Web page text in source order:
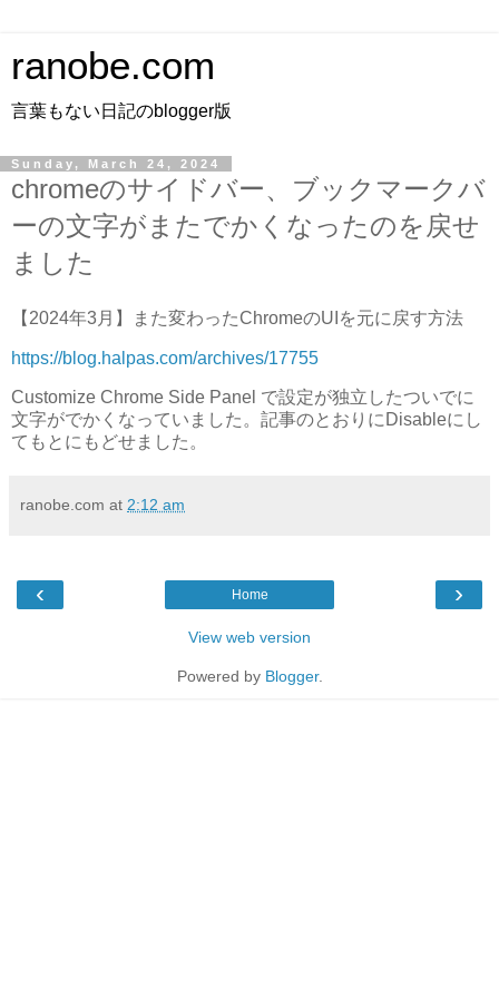
ranobe.com
言葉もない日記のblogger版
Sunday, March 24, 2024
chromeのサイドバー、ブックマークバ
ーの文字がまたでかくなったのを戻せ
ました
【2024年3月】また変わったChromeのUIを元に戻す方法
https://blog.halpas.com/archives/17755
Customize Chrome Side Panel で設定が独立したついでに
文字がでかくなっていました。記事のとおりにDisableにし
てもとにもどせました。
ranobe.com at 2:12 am
‹ ›
Home
View web version
Powered by Blogger.